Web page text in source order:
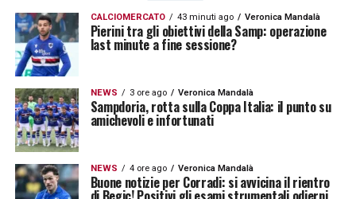
CALCIOMERCATO 43 minuti ago Veronica Mandalà
Pierini tra gli obiettivi della Samp: operazione
last minute a fine sessione?
NEWS 3 ore ago Veronica Mandalà
Sampdoria, rotta sulla Coppa Italia: il punto su
amichevoli e infortunati
NEWS 4 ore ago Veronica Mandalà
Buone notizie per Corradi: si avvicina il rientro